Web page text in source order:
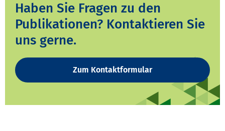
Haben Sie Fragen zu den
Publikationen? Kontaktieren Sie
uns gerne.
Zum Kontaktformular